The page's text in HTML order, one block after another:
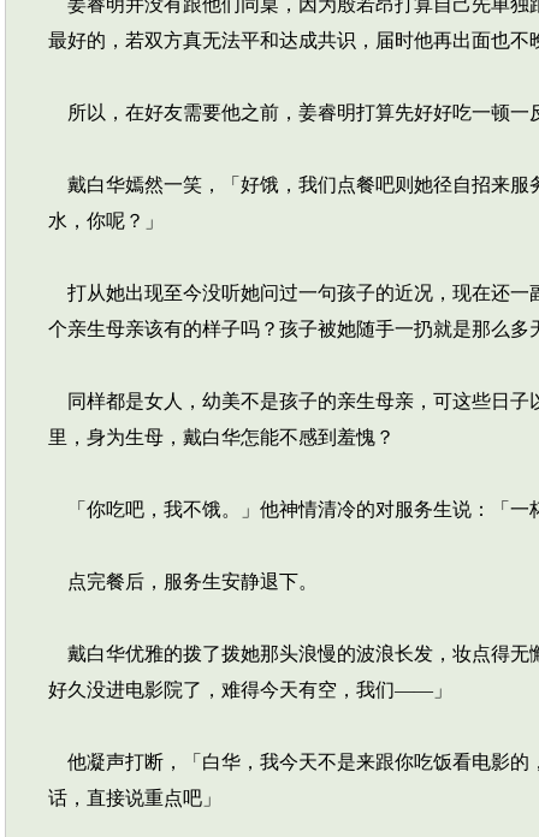
姜睿明并没有跟他们同桌，因为殷若昂打算自己先单独
最好的，若双方真无法平和达成共识，届时他再出面也不
所以，在好友需要他之前，姜睿明打算先好好吃一顿一
戴白华嫣然一笑，「好饿，我们点餐吧则她径自招来服
水，你呢？」
打从她出现至今没听她问过一句孩子的近况，现在还一
个亲生母亲该有的样子吗？孩子被她随手一扔就是那么多
同样都是女人，幼美不是孩子的亲生母亲，可这些日子
里，身为生母，戴白华怎能不感到羞愧？
「你吃吧，我不饿。」他神情清冷的对服务生说：「一
点完餐后，服务生安静退下。
戴白华优雅的拨了拨她那头浪慢的波浪长发，妆点得无
好久没进电影院了，难得今天有空，我们——」
他凝声打断，「白华，我今天不是来跟你吃饭看电影的
话，直接说重点吧」